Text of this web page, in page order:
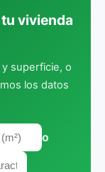
vivienda
superficie, o
los datos
o